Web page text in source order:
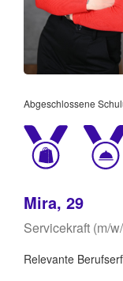
Abgeschlossene
Mira, 29
Servicekraft (m/
Relevante